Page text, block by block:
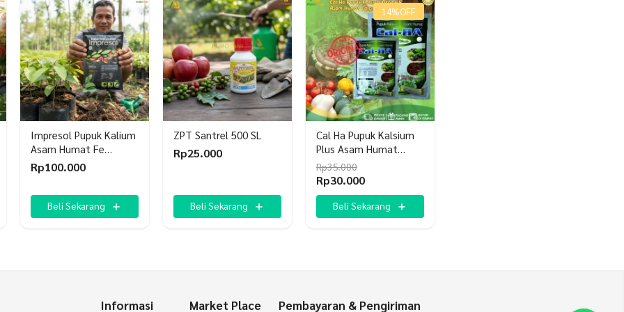
Impresol Pupuk Kalium
Asam Humat Fe
Pembenah Tanah
Rp100.000
Beli Sekarang
ZPT Santrel 500 SL
Rp25.000
Beli Sekarang
14%OFF
Cal Ha Pupuk Kalsium
Plus Asam Humat
Calcium Humic Acid
Calha 1 Kg
Rp35.000
Harga
aslinya
adalah:
Rp35.000.
Rp30.000Harga
saat
ini
adalah:
Beli Sekarang
Informasi Market Place Pembayaran & Pengiriman